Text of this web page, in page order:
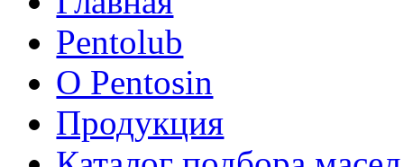
Pentolub
О Pentosin
Продукция